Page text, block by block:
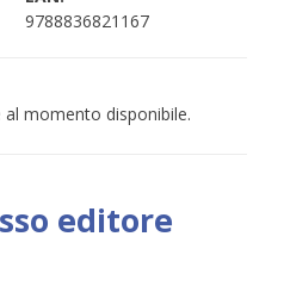
9788836821167
momento disponibile.
editore